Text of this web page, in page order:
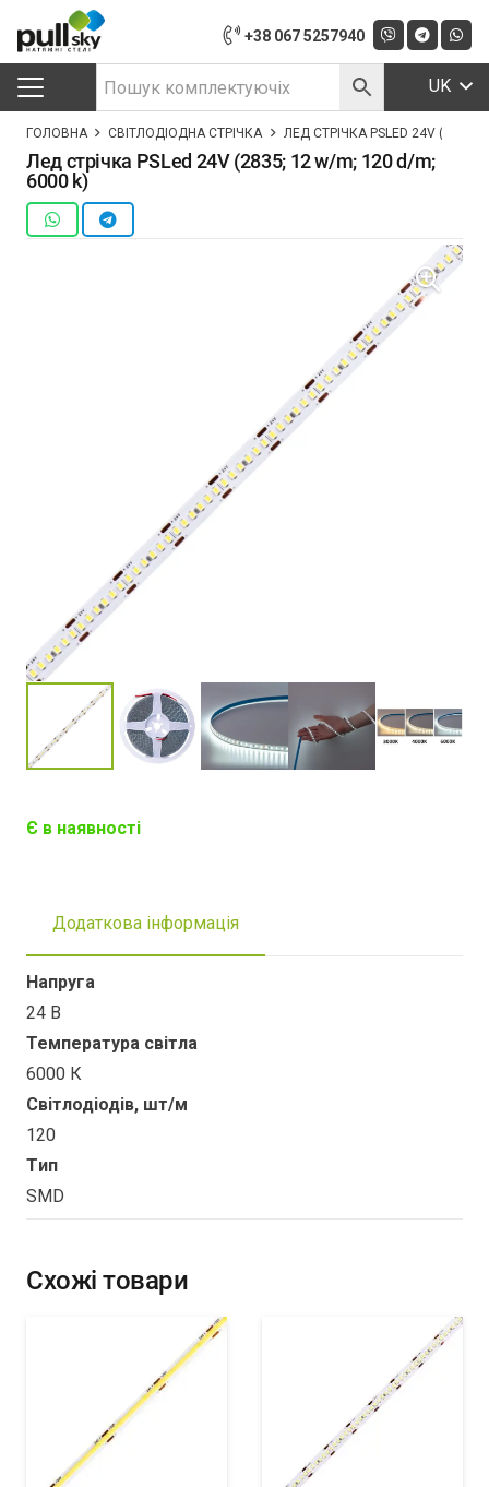
+38 067 5257940
UK
ГОЛОВНА СВІТЛОДІОДНА СТРІЧКА ЛЕД СТРІЧКА PSLED 24V (2835;
Лед стрічка PSLed 24V (2835; 12 w/m; 120 d/m;
6000 k)
Є в наявності
Додаткова інформація
Напруга
24 В
Температура світла
6000 К
Світлодіодів, шт/м
120
Tип
SMD
Схожі товари